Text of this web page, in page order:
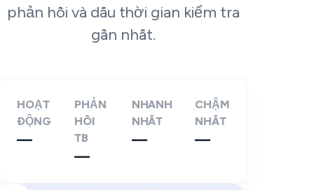
phản hồi và dấu thời gian kiểm tra
gần nhất.
HOẠT
ĐỘNG
—
PHẢN
HỒI
TB
—
NHANH
NHẤT
—
CHẬM
NHẤT
—